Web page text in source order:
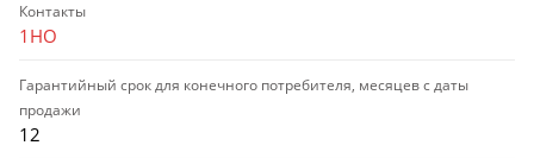
Контакты
1НО
Гарантийный срок для конечного потребителя, месяцев с даты
продажи
12